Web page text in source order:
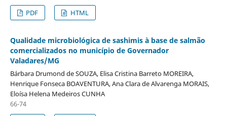
PDF
HTML
Qualidade microbiológica de sashimis à base de salmão
comercializados no município de Governador
Valadares/MG
Bárbara Drumond de SOUZA, Elisa Cristina Barreto MOREIRA,
Henrique Fonseca BOAVENTURA, Ana Clara de Alvarenga MORAIS,
Eloísa Helena Medeiros CUNHA
66-74